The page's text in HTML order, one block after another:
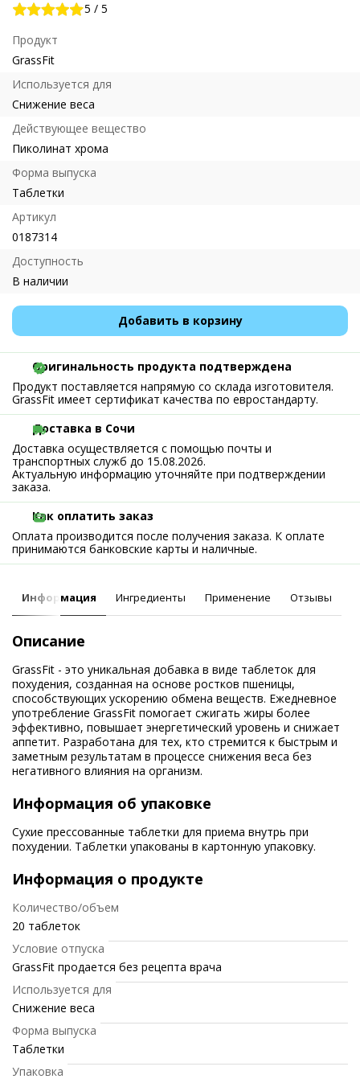
5 / 5
Продукт
GrassFit
Используется для
Снижение веса
Действующее вещество
Пиколинат хрома
Форма выпуска
Таблетки
Артикул
0187314
Доступность
В наличии
Добавить в корзину
Оригинальность продукта подтверждена
Продукт поставляется напрямую со склада изготовителя.
GrassFit имеет сертификат качества по евростандарту.
Доставка в Сочи
Доставка осуществляется с помощью почты и
транспортных служб до 15.08.2026.
Актуальную информацию уточняйте при подтверждении
заказа.
Как оплатить заказ
Оплата производится после получения заказа. К оплате
принимаются банковские карты и наличные.
Информация Ингредиенты Применение Отзывы
Описание
GrassFit - это уникальная добавка в виде таблеток для
похудения, созданная на основе ростков пшеницы,
способствующих ускорению обмена веществ. Ежедневное
употребление GrassFit помогает сжигать жиры более
эффективно, повышает энергетический уровень и снижает
аппетит. Разработана для тех, кто стремится к быстрым и
заметным результатам в процессе снижения веса без
негативного влияния на организм.
Информация об упаковке
Сухие прессованные таблетки для приема внутрь при
похудении. Таблетки упакованы в картонную упаковку.
Информация о продукте
Количество/объем
20 таблеток
Условие отпуска
GrassFit продается без рецепта врача
Используется для
Снижение веса
Форма выпуска
Таблетки
Упаковка